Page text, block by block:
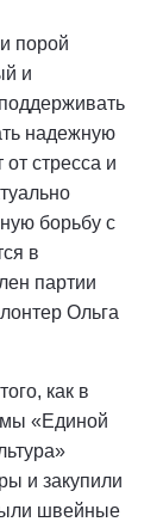
порой
и
надежную
стресса и
борьбу с
в
партии
Ольга
как в
«Единой
и закупили
швейные